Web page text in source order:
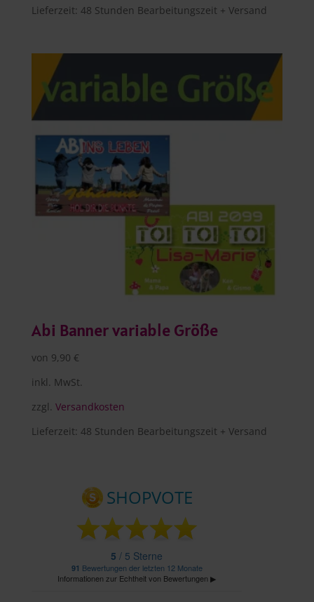
Lieferzeit: 48 Stunden Bearbeitungszeit + Versand
Abi Banner variable Größe
von 9,90 €
inkl. MwSt.
zzgl. Versandkosten
Lieferzeit: 48 Stunden Bearbeitungszeit + Versand